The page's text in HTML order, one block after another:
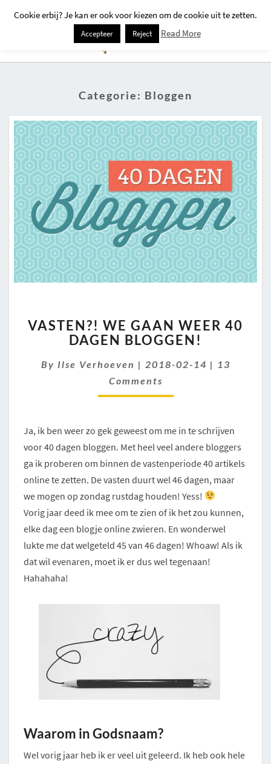
Categorie: Bloggen
WE
GAAN
40
DAGEN
BLOGGEN!
VASTEN?! WE GAAN WEER 40
DAGEN BLOGGEN!
By Ilse Verhoeven | 2018-02-14 | Comments
13
Comments
Ja, ik ben weer zo gek geweest om me in te schrijven
voor 40 dagen bloggen. Met heel veel andere bloggers
ga ik proberen om binnen de vastenperiode 40 artikels
online te zetten. De vasten duurt wel 46 dagen, maar
we mogen op zondag rustdag houden! Yess!
Vorig jaar deed ik mee om te zien of ik het zou kunnen,
elke dag een blogje online zwieren. En wonderwel
lukte me dat welgeteld 45 van 46 dagen! Whoaw! Als ik
dat wil evenaren, moet ik er dus wel tegenaan!
Hahahaha!
Waarom in Godsnaam?
Wel vorig jaar heb ik er veel uit geleerd. Ik heb ook hele
Cookie erbij? Je kan er ook voor kiezen om de cookie uit te zetten.
Accepteer Reject Read More